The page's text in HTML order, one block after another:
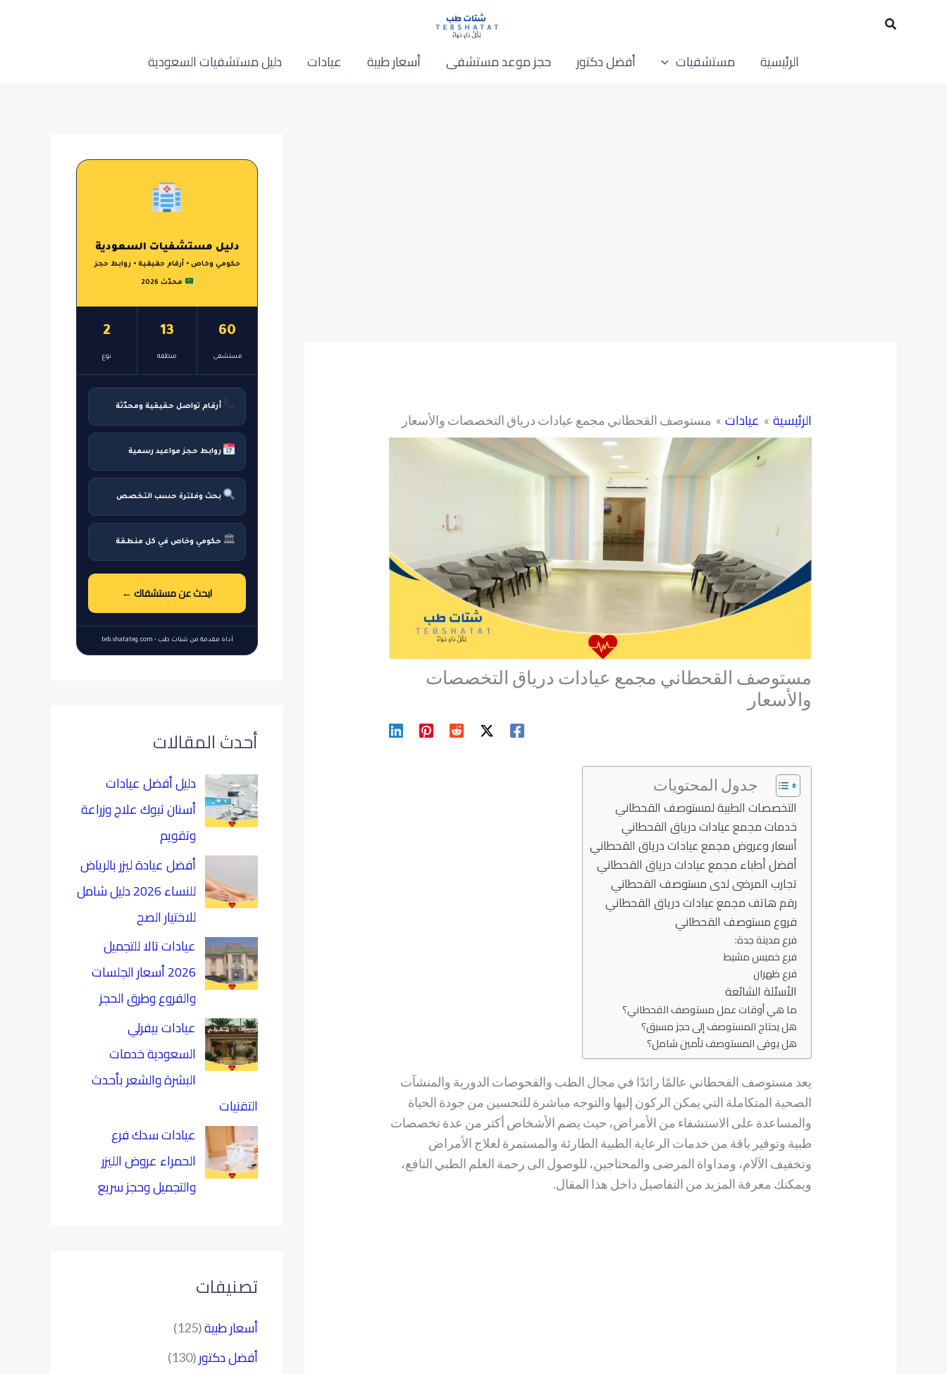
البحث
الرئيسية
مستشفيات أفضل دكتور حجز موعد مستشفى أسعار طبية عيادات دليل مستشفيات السعودية
الرئيسية عيادات مستوصف القحطاني مجمع عيادات درياق التخصصات والأسعار
مستوصف القحطاني مجمع عيادات درياق التخصصات
والأسعار
جدول المحتويات
التخصصات الطبية لمستوصف القحطاني
خدمات مجمع عيادات درياق القحطاني
أسعار وعروض مجمع عيادات درياق القحطاني
أفضل أطباء مجمع عيادات درياق القحطاني
تجارب المرضى لدى مستوصف القحطاني
رقم هاتف مجمع عيادات درياق القحطاني
فروع مستوصف القحطاني
فرع مدينة جدة:
فرع خميس مشيط
فرع ظهران
الأسئلة الشائعة
ما هي أوقات عمل مستوصف القحطاني؟
هل يحتاج المستوصف إلى حجز مسبق؟
هل يوفى المستوصف تأمين شامل؟
يعد مستوصف القحطاني عالمًا رائدًا في مجال الطب والفحوصات الدورية والمنشآت
الصحية المتكاملة التي يمكن الركون إليها والتوجه مباشرة للتحسين من جودة الحياة
والمساعدة على الاستشفاء من الأمراض، حيث يضم الأشخاص أكثر من عدة تخصصات
طبية وتوفير باقة من خدمات الرعاية الطبية الطارئة والمستمرة لعلاج الأمراض
وتخفيف الآلام، ومداواة المرضى والمحتاجين، للوصول الى رحمة العلم الطبي النافع،
ويمكنك معرفة المزيد من التفاصيل داخل هذا المقال.
دليل مستشفيات السعودية
حكومي وخاص • أرقام حقيقية • روابط حجز
محدّث 2026
60
مستشفى
13
منطقة
2
نوع
أرقام تواصل حقيقية ومحدّثة
روابط حجز مواعيد رسمية
بحث وفلترة حسب التخصص
🏛 حكومي وخاص في كل منطقة
ابحث عن مستشفاك ←
أداة مقدمة من شتات طب • teb.shatateg.com
أحدث المقالات
دليل أفضل عيادات
أسنان تبوك علاج وزراعة
وتقويم
أفضل عيادة ليزر بالرياض
للنساء 2026 دليل شامل
للاختيار الصح
عيادات تالا للتجميل
2026 أسعار الجلسات
والفروع وطرق الحجز
عيادات بيفرلي
السعودية خدمات
البشرة والشعر بأحدث
التقنيات
عيادات سدك فرع
الحمراء عروض الليزر
والتجميل وحجز سريع
تصنيفات
أسعار طبية(125)
أفضل دكتور(130)